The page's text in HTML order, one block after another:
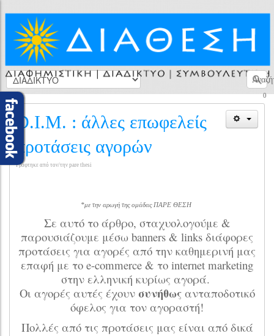
0
D.I.M. : άλλες επωφελείς
προτάσεις αγορών
Γράφτηκε από τον/την pare thesi
*με την αρωγή της ομάδας ΠΑΡΕ ΘΕΣΗ
Σε αυτό το άρθρο, σταχυολογούμε &
παρουσιάζουμε μέσω banners & links διάφορες
προτάσεις για αγορές από την καθημερινή μας
επαφή με το e-commerce & το internet marketing
στην ελληνική κυρίως αγορά.
Οι αγορές αυτές έχουν συνήθωςανταποδοτικό
όφελος για τον αγοραστή!
Πολλές από τις προτάσεις μας είναι από δικά